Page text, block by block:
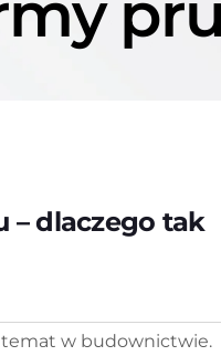
– dlaczego tak
temat w budownictwie.